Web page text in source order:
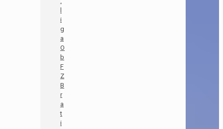
l
i
g
a
O
b
F
Z
B
r
a
t
i